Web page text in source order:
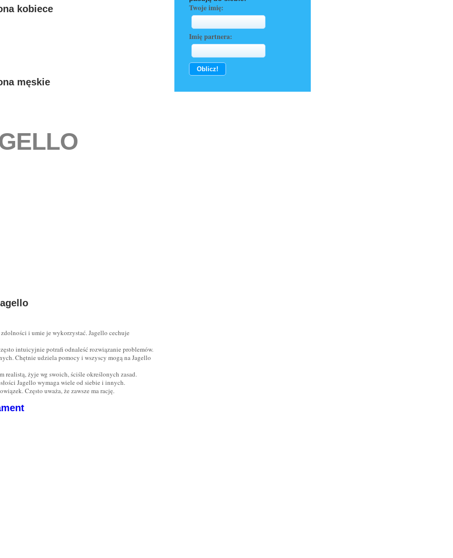
kobiece
męskie
i umie je wykorzystać. Jagello cechuje
intuicyjnie potrafi odnaleść rozwiązanie problemów.
Chętnie udziela pomocy i wszyscy mogą na Jagello
żyje wg swoich, ściśle określonych zasad.
Jagello wymaga wiele od siebie i innych.
Często uważa, że zawsze ma rację.
Twoje imię:
Imię partnera: